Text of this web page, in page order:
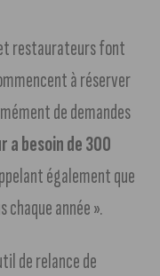
restaurateurs font
à réserver
de demandes
a besoin de 300
également que
chaque année ».
de relance de